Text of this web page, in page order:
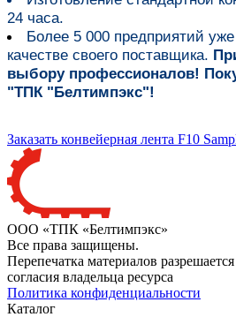
24 часа.
Более 5 000 предприятий
качестве своего поставщика.
выбору профессионалов!
"ТПК "Белтимпэкс"!
Заказать конвейерная лента F10
ООО «ТПК «Белтимпэкс»
Все права защищены.
Перепечатка материалов
согласия владельца ресурса
Политика конфиденциальности
Каталог